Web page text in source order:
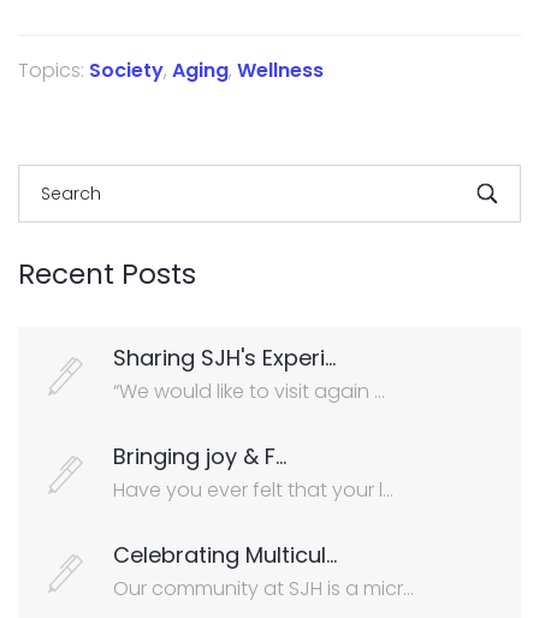
Topics: Society, Aging, Wellness
Recent Posts
Sharing SJH's Experi...
“We would like to visit again ...
Bringing joy & F...
Have you ever felt that your l...
Celebrating Multicul...
Our community at SJH is a micr...